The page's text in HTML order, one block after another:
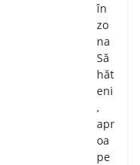
în
zo
na
Să
hăt
eni
,
apr
oa
pe